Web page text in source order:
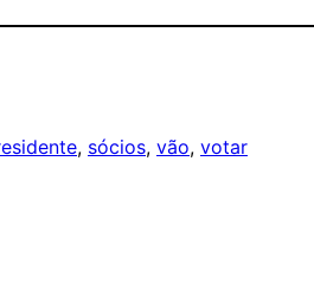
, sócios, vão, votar